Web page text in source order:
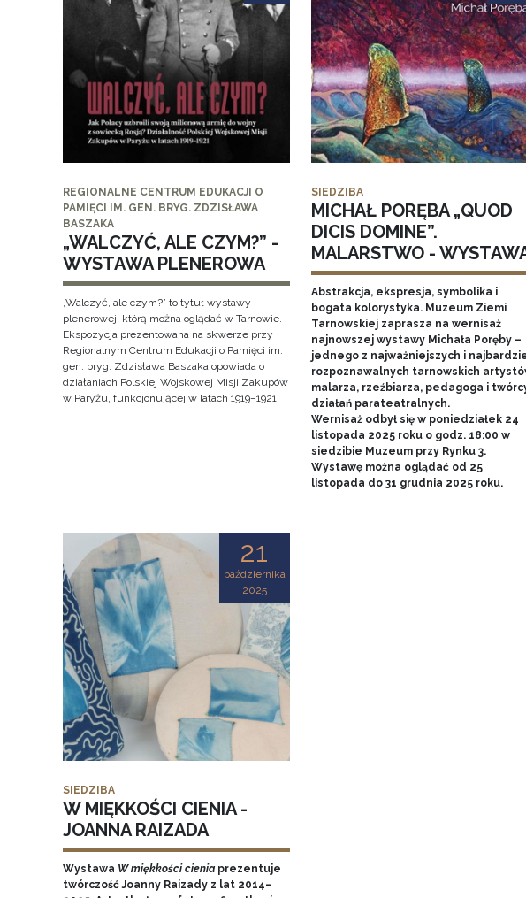
REGIONALNE CENTRUM EDUKACJI O
PAMIĘCI IM. GEN. BRYG. ZDZISŁAWA
BASZAKA
„WALCZYĆ, ALE CZYM?” -
WYSTAWA PLENEROWA
„Walczyć, ale czym?” to tytuł wystawy
plenerowej, którą można oglądać w Tarnowie.
Ekspozycja prezentowana na skwerze przy
Regionalnym Centrum Edukacji o Pamięci im.
gen. bryg. Zdzisława Baszaka opowiada o
działaniach Polskiej Wojskowej Misji Zakupów
w Paryżu, funkcjonującej w latach 1919–1921.
SIEDZIBA
MICHAŁ PORĘBA „QUOD
DICIS DOMINE”.
MALARSTWO -
Abstrakcja, ekspresja, symbolika i
bogata kolorystyka. Muzeum Ziemi
Tarnowskiej zaprasza na wernisaż
najnowszej wystawy Michała Poręby –
jednego z najważniejszych i
rozpoznawalnych tarnowskich
malarza, rzeźbiarza, pedagoga i
działań parateatralnych.
Wernisaż odbył się w poniedziałek 24
listopada 2025 roku o godz. 18:00 w
siedzibie Muzeum przy Rynku 3.
Wystawę można oglądać od 25
listopada do 31 grudnia 2025 roku.
21
października
2025
SIEDZIBA
W MIĘKKOŚCI CIENIA -
JOANNA RAIZADA
Wystawa W miękkości cieniaprezentuje
twórczość Joanny Raizady z lat 2014–